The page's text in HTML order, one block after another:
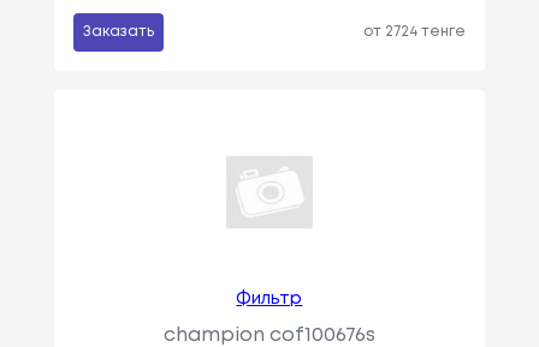
Заказать от 2724 тенге
Фильтр
champion cof100676s